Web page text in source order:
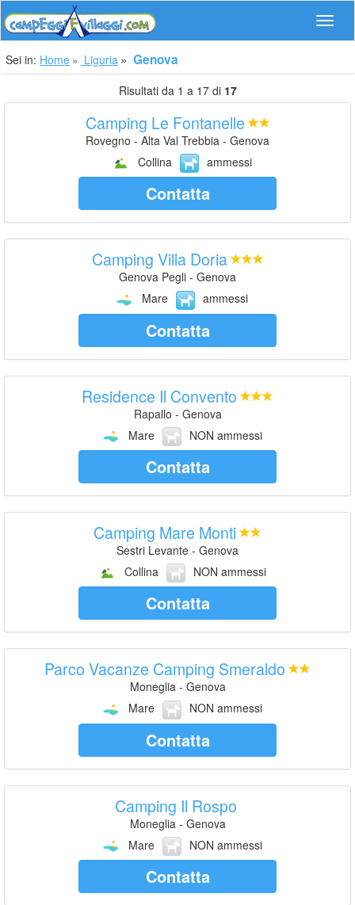
Sei in: Home Liguria Genova
Risultati da 1 a 17 di 17
Camping Le Fontanelle
Rovegno - Alta Val Trebbia - Genova
Collina
ammessi
Contatta
Camping Villa Doria
Genova Pegli - Genova
Mare
ammessi
Contatta
Residence Il Convento
Rapallo - Genova
Mare
NON ammessi
Contatta
Camping Mare Monti
Sestri Levante - Genova
Collina
NON ammessi
Contatta
Parco Vacanze Camping Smeraldo
Moneglia - Genova
Mare
NON ammessi
Contatta
Camping Il Rospo
Moneglia - Genova
Mare
NON ammessi
Contatta